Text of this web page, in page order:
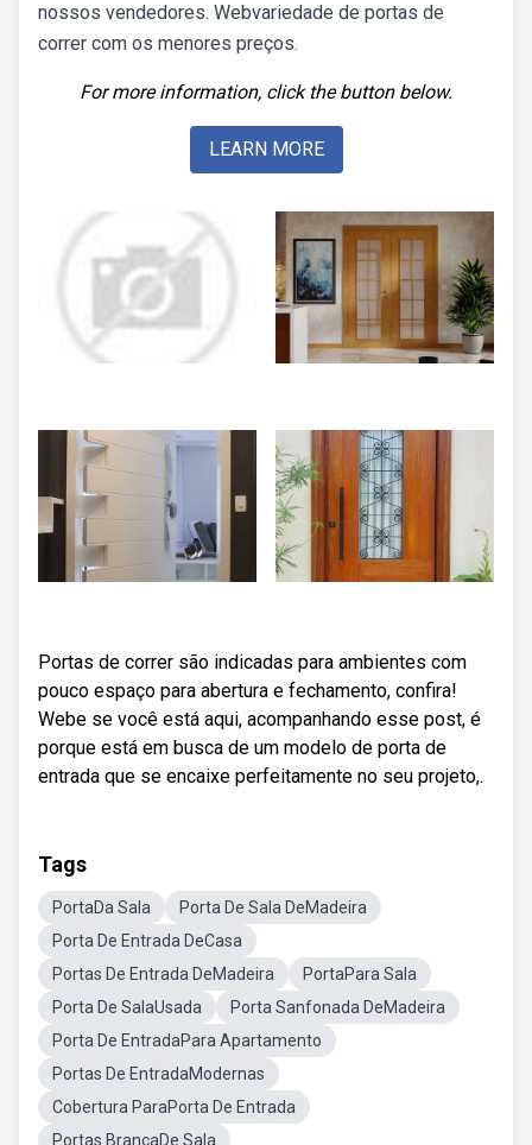
nossos vendedores. Webvariedade de portas de
correr com os menores preços.
For more information, click the button below.
LEARN MORE
Portas de correr são indicadas para ambientes com
pouco espaço para abertura e fechamento, confira!
Webe se você está aqui, acompanhando esse post, é
porque está em busca de um modelo de porta de
entrada que se encaixe perfeitamente no seu projeto,.
Tags
PortaDa Sala
Porta De Sala DeMadeira
Porta De Entrada DeCasa
Portas De Entrada DeMadeira
PortaPara Sala
Porta De SalaUsada
Porta Sanfonada DeMadeira
Porta De EntradaPara Apartamento
Portas De EntradaModernas
Cobertura ParaPorta De Entrada
Portas BrancaDe Sala